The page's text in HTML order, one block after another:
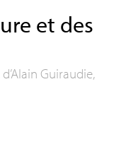
et des
d’Alain Guiraudie,